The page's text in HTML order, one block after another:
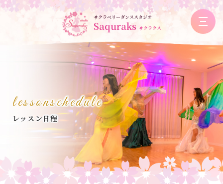
サクラベリーダンススタジオ
Saquraks サクラクス
lessonschedule
レッスン日程